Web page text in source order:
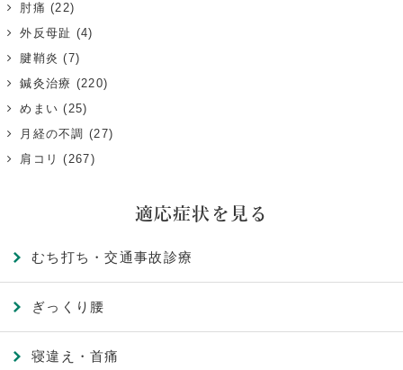
肘痛 (22)
外反母趾 (4)
腱鞘炎 (7)
鍼灸治療 (220)
めまい (25)
月経の不調 (27)
肩コリ (267)
適応症状を見る
むち打ち・交通事故診療
ぎっくり腰
寝違え・首痛